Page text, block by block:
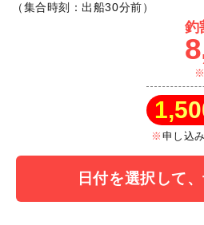
（集合時刻：出船30分前）
釣
申し込
日付を選択して